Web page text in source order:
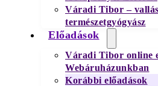
Váradi Tibor –
természetgyógyász
Előadások
Váradi Tibor online
Webáruházunkban
Korábbi előadások